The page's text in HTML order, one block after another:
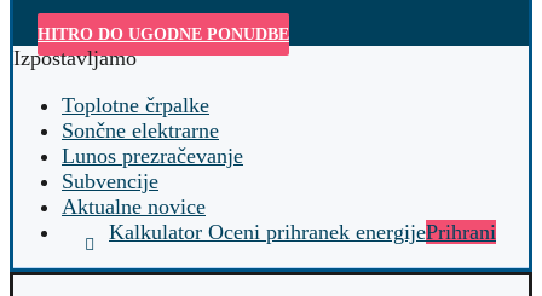
HITRO DO UGODNE PONUDBE
Izpostavljamo
Toplotne črpalke
Sončne elektrarne
Lunos prezračevanje
Subvencije
Aktualne novice
Kalkulator Oceni prihranek energijePrihrani